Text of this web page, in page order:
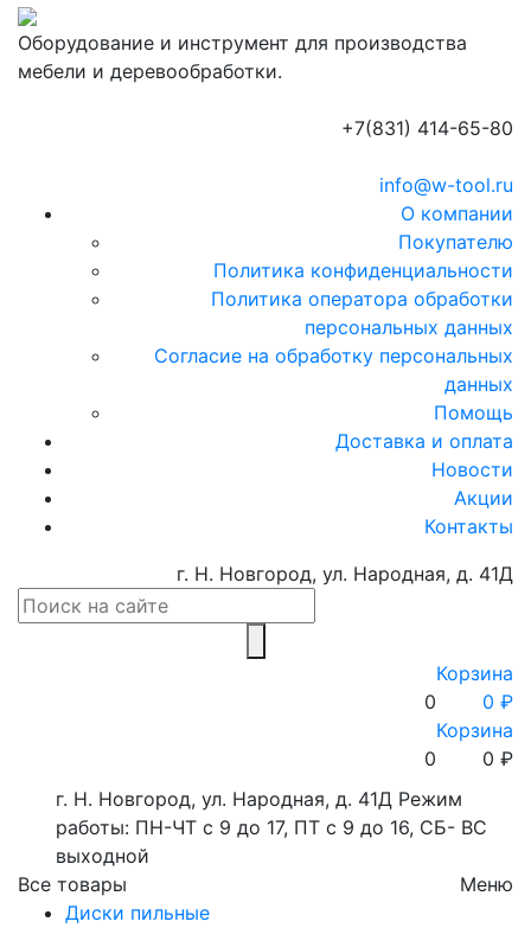
Оборудование и инструмент для производства
мебели и деревообработки.
+7(831) 414-65-80
info@w-tool.ru
О компании
Покупателю
Политика конфиденциальности
Политика оператора обработки
персональных данных
Согласие на обработку персональных
данных
Помощь
Доставка и оплата
Новости
Акции
Контакты
г. Н. Новгород, ул. Народная, д. 41Д
0
Корзина
0 ₽
0
Корзина
0 ₽
г. Н. Новгород, ул. Народная, д. 41Д Режим
работы: ПН-ЧТ с 9 до 17, ПТ с 9 до 16, СБ- ВС
выходной
Все товары
Диски пильные
Меню